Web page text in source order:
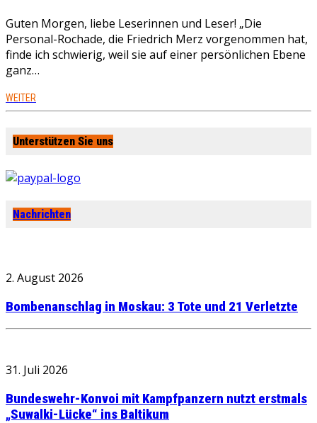
Guten Morgen, liebe Leserinnen und Leser! „Die
Personal-Rochade, die Friedrich Merz vorgenommen hat,
finde ich schwierig, weil sie auf einer persönlichen Ebene
ganz…
WEITER
Unterstützen Sie uns
Nachrichten
2. August 2026
Bombenanschlag in Moskau: 3 Tote und 21 Verletzte
31. Juli 2026
Bundeswehr-Konvoi mit Kampfpanzern nutzt erstmals
„Suwalki-Lücke“ ins Baltikum